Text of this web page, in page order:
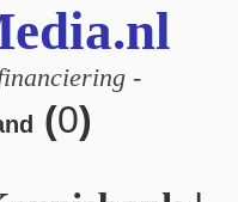
-
(0)